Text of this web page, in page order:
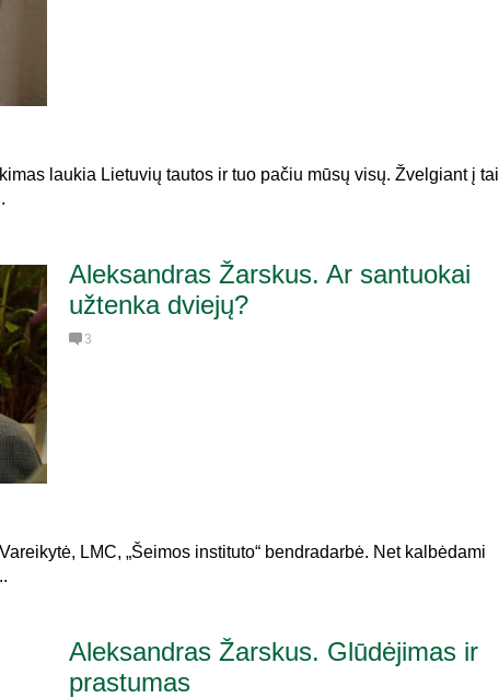
laukia Lietuvių tautos ir tuo pačiu mūsų visų. Žvelgiant į tai
Aleksandras Žarskus. Ar santuokai
užtenka dviejų?
3
LMC, „Šeimos instituto“ bendradarbė. Net kalbėdami
Aleksandras Žarskus. Glūdėjimas ir
prastumas